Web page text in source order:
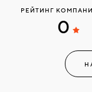
СВЯЗАТЬСЯ
РЕЙТИНГ
0